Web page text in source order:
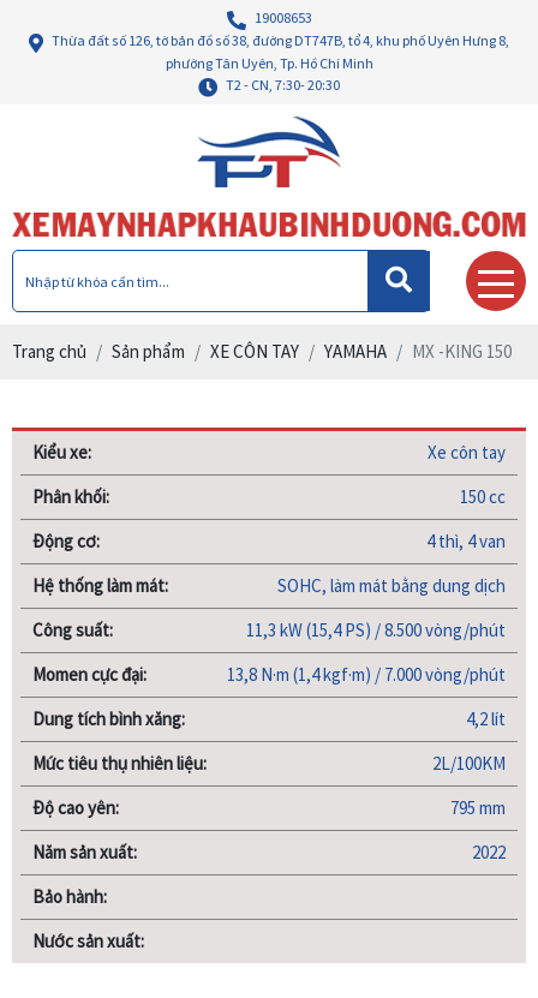
19008653
Thừa đất số 126, tờ bản đồ số 38, đường DT747B, tổ 4, khu phố Uyên Hưng 8,
phường Tân Uyên, Tp. Hồ Chí Minh
T2 - CN, 7:30- 20:30
Trang chủ Sản phẩm XE CÔN TAY YAMAHA MX -KING 150
Kiểu xe:
Xe côn tay
Phân khối:
150 cc
Động cơ:
4 thì, 4 van
Hệ thống làm mát:
SOHC, làm mát bằng dung dịch
Công suất:
11,3 kW (15,4 PS) / 8.500 vòng/phút
Momen cực đại:
13,8 N·m (1,4 kgf·m) / 7.000 vòng/phút
Dung tích bình xăng:
4,2 lít
Mức tiêu thụ nhiên liệu:
2L/100KM
Độ cao yên:
795 mm
Năm sản xuất:
2022
Bảo hành:
Nước sản xuất: